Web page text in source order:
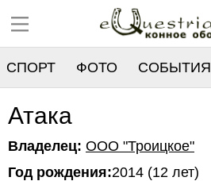
СПОРТ ФОТО СОБЫТИЯ
РЕЕСТР
Атака
Владелец: OОО "Троицкое"
Год рождения:2014 (12 лет)